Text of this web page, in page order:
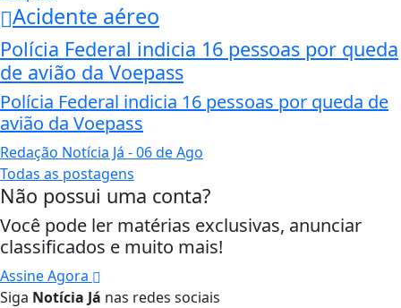
Acidente aéreo
Polícia Federal indicia 16 pessoas por queda
de avião da Voepass
Polícia Federal indicia 16 pessoas por queda de
avião da Voepass
Redação Notícia Já - 06 de Ago
Todas as postagens
Não possui uma conta?
Você pode ler matérias exclusivas, anunciar
classificados e muito mais!
Assine Agora
Siga Notícia Já nas redes sociais